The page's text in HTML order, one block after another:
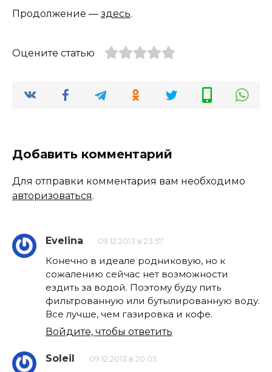
Продолжение — здесь.
Оцените статью
Добавить комментарий
Для отправки комментария вам необходимо
авторизоваться.
Evelina 09.12.2013 в 23:57
Конечно в идеале родниковую, но к
сожалению сейчас нет возможности
ездить за водой. Поэтому буду пить
фильтрованную или бутылированную воду.
Все лучше, чем газировка и кофе.
Войдите, чтобы ответить
Soleil 09.12.2013 в 20:05